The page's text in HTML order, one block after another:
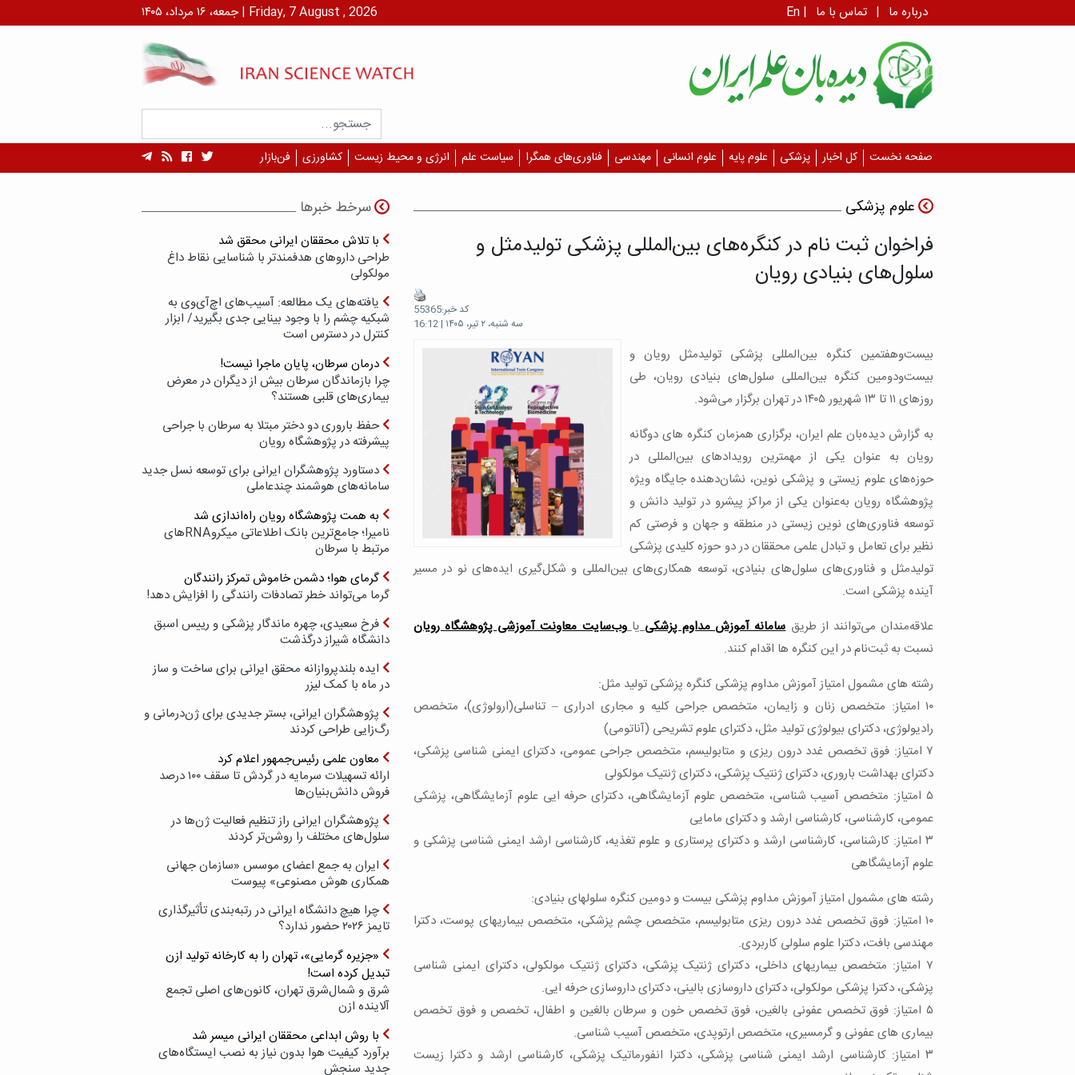
جمعه، ۱۶ مرداد، ۱۴۰۵ | Friday, 7 August , 2026 En | درباره ما | تماس با ما
صفحه نخست کل اخبار پزشکی علوم پایه علوم انسانی مهندسی فناوری‌های همگرا سیاست علم انرژی و محیط زیست کشاورزی فن‌بازار
علوم پزشکی
فراخوان ثبت نام در کنگره‌های بین‌المللی پزشکی تولیدمثل و
سلول‌های بنیادی رویان
کد خبر:55365
سه شنبه، ۲ تیر، ۱۴۰۵ | 16:12
بیست‌وهفتمین کنگره بین‌المللی پزشکی تولیدمثل رویان و
بیست‌ودومین کنگره بین‌المللی سلول‌های بنیادی رویان، طی
روزهای ۱۱ تا ۱۳ شهریور ۱۴۰۵ در تهران برگزار می‌شود.
به گزارش دیده‌بان علم ایران، برگزاری همزمان کنگره های دوگانه
رویان به عنوان یکی از مهمترین رویدادهای بین‌المللی در
حوزه‌های علوم زیستی و پزشکی نوین، نشان‌دهنده جایگاه ویژه
پژوهشگاه رویان به‌عنوان یکی از مراکز پیشرو در تولید دانش و
توسعه فناوری‌های نوین زیستی در منطقه و جهان و فرصتی کم
نظیر برای تعامل و تبادل علمی محققان در دو حوزه کلیدی پزشکی
تولیدمثل و فناوری‌های سلول‌های بنیادی، توسعه همکاری‌های بین‌المللی و شکل‌گیری ایده‌های نو در مسیر
آینده پزشکی است.
علاقه‌مندان می‌توانند از طریقسامانه آموزش مداوم پزشکی یا وب‌سایت معاونت آموزشی پژوهشگاه رویان
نسبت به ثبت‌نام در این کنگره ها اقدام کنند.
رشته های مشمول امتیاز آموزش مداوم پزشکی کنگره پزشکی تولید مثل:
۱۰ امتیاز: متخصص زنان و زایمان، متخصص جراحی کلیه و مجاری ادراری – تناسلی(ارولوژی)، متخصص
رادیولوژی، دکترای بیولوژی تولید مثل، دکترای علوم تشریحی (آناتومی)
۷ امتیاز: فوق تخصص غدد درون ریزی و متابولیسم، متخصص جراحی عمومی، دکترای ایمنی شناسی پزشکی،
دکترای بهداشت باروری، دکترای ژنتیک پزشکی، دکترای ژنتیک مولکولی
۵ امتیاز: متخصص آسیب شناسی، متخصص علوم آزمایشگاهی، دکترای حرفه ایی علوم آزمایشگاهی، پزشکی
عمومی، کارشناسی، کارشناسی ارشد و دکترای مامایی
۳ امتیاز: کارشناسی، کارشناسی ارشد و دکترای پرستاری و علوم تغذیه، کارشناسی ارشد ایمنی شناسی پزشکی و
علوم آزمایشگاهی
رشته های مشمول امتیاز آموزش مداوم پزشکی بیست و دومین کنگره سلولهای بنیادی:
۱۰ امتیاز: فوق تخصص غدد درون ریزی متابولیسم، متخصص چشم پزشکی، متخصص بیماریهای پوست، دکترا
مهندسی بافت، دکترا علوم سلولی کاربردی.
۷ امتیاز: متخصص بیماریهای داخلی، دکترای ژنتیک پزشکی، دکترای ژنتیک مولکولی، دکترای ایمنی شناسی
پزشکی، دکترا پزشکی مولکولی، دکترای داروسازی بالینی، دکترای داروسازی حرفه ایی.
۵ امتیاز: فوق تخصص عفونی بالغین، فوق تخصص خون و سرطان بالغین و اطفال، تخصص و فوق تخصص
بیماری های عفونی و گرمسیری، متخصص ارتوپدی، متخصص آسیب شناسی.
۳ امتیاز: کارشناسی ارشد ایمنی شناسی پزشکی، دکترا انفورماتیک پزشکی، کارشناسی ارشد و دکترا زیست
سرخط خبرها
با تلاش محققان ایرانی محقق شد
طراحی داروهای هدفمندتر با شناسایی نقاط داغ
مولکولی
یافته‌های یک مطالعه: آسیب‌های اچ‌آی‌وی به
شبکیه چشم را با وجود بینایی جدی بگیرید/ ابزار
کنترل در دسترس است
درمان سرطان، پایان ماجرا نیست!
چرا بازماندگان سرطان بیش از دیگران در معرض
بیماری‌های قلبی هستند؟
حفظ باروری دو دختر مبتلا به سرطان با جراحی
پیشرفته در پژوهشگاه رویان
دستاورد پژوهشگران ایرانی برای توسعه نسل جدید
سامانه‌های هوشمند چندعاملی
به همت پژوهشگاه رویان راه‌اندازی شد
نامیرا؛ جامع‌ترین بانک اطلاعاتی میکروRNAهای
مرتبط با سرطان
گرمای هوا؛ دشمن خاموش تمرکز رانندگان
گرما می‌تواند خطر تصادفات رانندگی را افزایش دهد!
فرخ سعیدی، چهره ماندگار پزشکی و رییس اسبق
دانشگاه شیراز درگذشت
ایده بلندپروازانه محقق ایرانی برای ساخت و ساز
در ماه با کمک لیزر
پژوهشگران ایرانی، بستر جدیدی برای ژن‌درمانی و
رگ‌زایی طراحی کردند
معاون علمی رئیس‌جمهور اعلام کرد
ارائه تسهیلات سرمایه در گردش تا سقف ۱۰۰ درصد
فروش دانش‌بنیان‌ها
پژوهشگران ایرانی راز تنظیم فعالیت ژن‌ها در
سلول‌های مختلف را روشن‌تر کردند
ایران به جمع اعضای موسس «سازمان جهانی
همکاری هوش مصنوعی» پیوست
چرا هیچ دانشگاه ایرانی در رتبه‌بندی تأثیرگذاری
تایمز ۲۰۲۶ حضور ندارد؟
«جزیره گرمایی»، تهران را به کارخانه تولید ازن
تبدیل کرده است!
شرق و شمال‌شرق تهران، کانون‌های اصلی تجمع
آلاینده ازن
با روش ابداعی محققان ایرانی میسر شد
برآورد کیفیت هوا بدون نیاز به نصب ایستگاه‌های
جدید سنجش